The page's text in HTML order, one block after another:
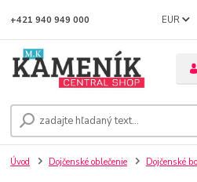
EUR
+421 940 949 000
Úvod Dojčenské oblečenie Dojčenské